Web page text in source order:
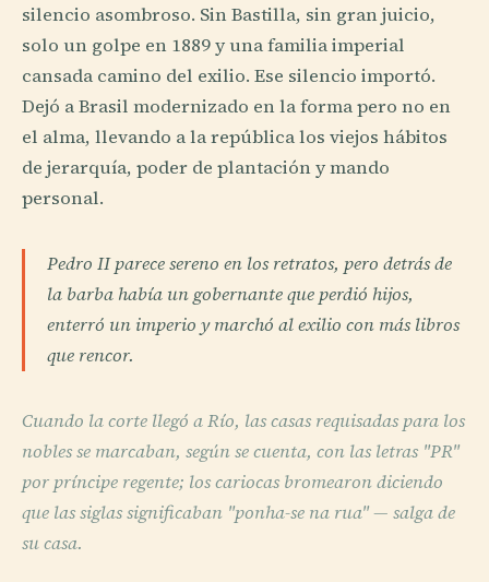
silencio asombroso. Sin Bastilla, sin gran juicio,
solo un golpe en 1889 y una familia imperial
cansada camino del exilio. Ese silencio importó.
Dejó a Brasil modernizado en la forma pero no en
el alma, llevando a la república los viejos hábitos
de jerarquía, poder de plantación y mando
personal.
Pedro II parece sereno en los retratos, pero detrás de
la barba había un gobernante que perdió hijos,
enterró un imperio y marchó al exilio con más libros
que rencor.
Cuando la corte llegó a Río, las casas requisadas para los
nobles se marcaban, según se cuenta, con las letras "PR"
por príncipe regente; los cariocas bromearon diciendo
que las siglas significaban "ponha-se na rua" — salga de
su casa.